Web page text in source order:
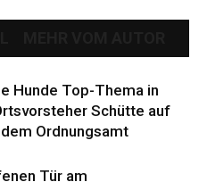
Hunde Top-Thema in
Schütte auf
Ordnungsamt
Tür am